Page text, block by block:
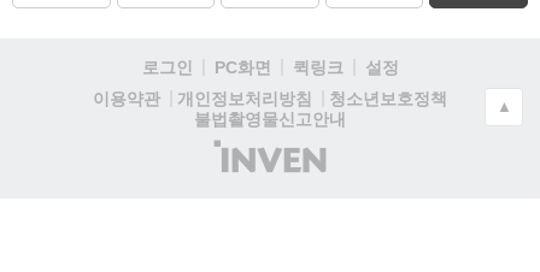
로그인 PC화면 퀵링크
설정
이용약관
개인정보처리방침
청소년보호정책
불법촬영물신고안내
(주)
인
▲